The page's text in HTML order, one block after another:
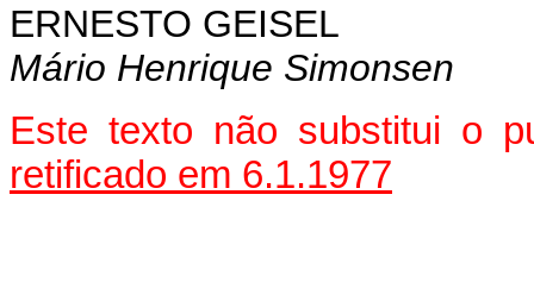
ERNESTO GEISEL
Mário Henrique Simonsen
Este texto não substitui o
retificado em 6.1.1977